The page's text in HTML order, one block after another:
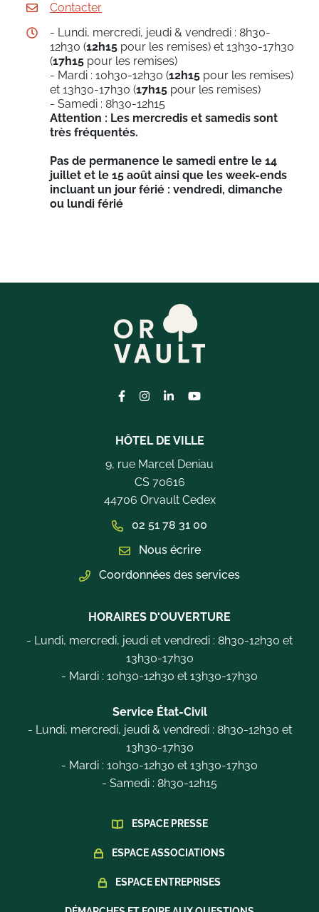
Contacter
- Lundi, mercredi, jeudi & vendredi : 8h30-
12h30 (12h15 pour les remises) et 13h30-17h30
(17h15 pour les remises)
- Mardi : 10h30-12h30 (12h15 pour les remises)
et 13h30-17h30 (17h15 pour les remises)
- Samedi : 8h30-12h15
Attention : Les mercredis et samedis sont
très fréquentés.
Pas de permanence le samedi entre le 14
juillet et le 15 août ainsi que les week-ends
incluant un jour férié : vendredi, dimanche
ou lundi férié
Lien vers le compte Facebook
Lien vers le compte Instagram
Lien vers le compte Linkedin
Lien vers la chaîne
HÔTEL DE VILLE
9, rue Marcel Deniau
CS 70616
44706 Orvault Cedex
02 51 78 31 00
Nous écrire
Coordonnées des services
HORAIRES D'OUVERTURE
- Lundi, mercredi, jeudi et vendredi : 8h30-12h30 et
13h30-17h30
- Mardi : 10h30-12h30 et 13h30-17h30
Service État-Civil
- Lundi, mercredi, jeudi & vendredi : 8h30-12h30 et
13h30-17h30
- Mardi : 10h30-12h30 et 13h30-17h30
- Samedi : 8h30-12h15
ESPACE PRESSE
ESPACE ASSOCIATIONS
ESPACE ENTREPRISES